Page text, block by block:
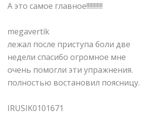
А это самое главное!!!!!!!!!!!
megavertik
лежал после приступа боли две
недели спасибо огромное мне
очень помогли эти упражнения.
полностью востановил поясницу.
IRUSIK0101671